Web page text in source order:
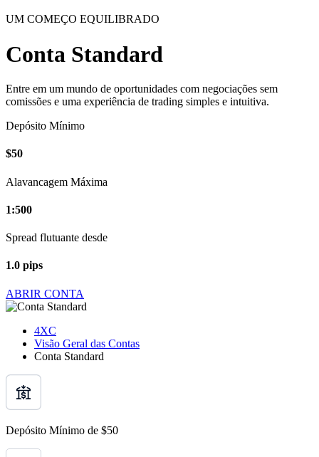
UM COMEÇO EQUILIBRADO
Conta Standard
Entre em um mundo de oportunidades com negociações sem
comissões e uma experiência de trading simples e intuitiva.
Depósito Mínimo
$50
Alavancagem Máxima
1:500
Spread flutuante desde
1.0 pips
ABRIR CONTA
4XC
Visão Geral das Contas
Conta Standard
Depósito Mínimo de $50